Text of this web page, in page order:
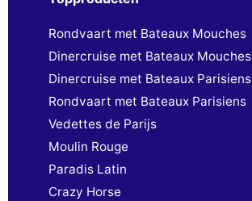
Rondvaart met Bateaux Mouches
Dinercruise met Bateaux Mouches
Dinercruise met Bateaux Parisiens
Rondvaart met Bateaux Parisiens
Vedettes de Parijs
Moulin Rouge
Paradis Latin
Crazy Horse